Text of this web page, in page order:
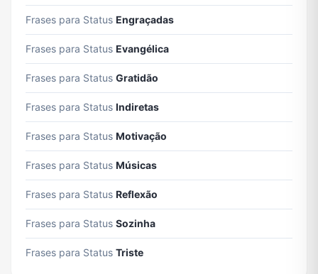
Frases para Status Engraçadas
Frases para Status Evangélica
Frases para Status Gratidão
Frases para Status Indiretas
Frases para Status Motivação
Frases para Status Músicas
Frases para Status Reflexão
Frases para Status Sozinha
Frases para Status Triste